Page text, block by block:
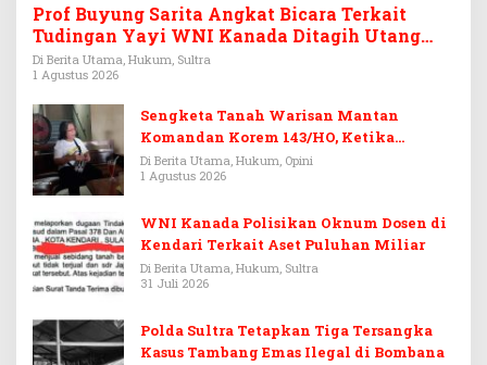
Prof Buyung Sarita Angkat Bicara Terkait
Tudingan Yayi WNI Kanada Ditagih Utang
Rp3,6 Miliar
Di Berita Utama, Hukum, Sultra
1 Agustus 2026
Sengketa Tanah Warisan Mantan
Komandan Korem 143/HO, Ketika
Warisan Menjadi Arena Pemerasan
Di Berita Utama, Hukum, Opini
1 Agustus 2026
WNI Kanada Polisikan Oknum Dosen di
Kendari Terkait Aset Puluhan Miliar
Di Berita Utama, Hukum, Sultra
31 Juli 2026
Polda Sultra Tetapkan Tiga Tersangka
Kasus Tambang Emas Ilegal di Bombana